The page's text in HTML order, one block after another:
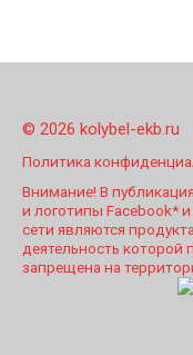
© 2026 kolybel-ekb.ru
Политика
Внимание! В
и логотипы Facebook*
сети являются
деятельность которой
запрещена на